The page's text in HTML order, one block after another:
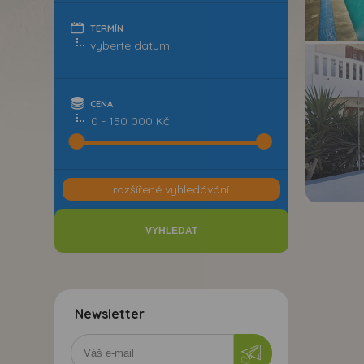
TERMÍN
CENA
0 - 150 000 Kč
rozšířené vyhledávání
Newsletter